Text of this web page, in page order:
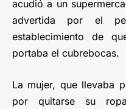
acudió a un
advertida por el
establecimiento de
portaba el cubrebocas.
La mujer, que llevaba
por quitarse su